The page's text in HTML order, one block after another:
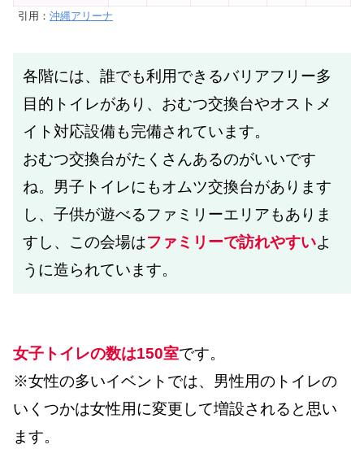
引用： 沖縄アリーナ
各階には、誰でも利用できるバリアフリー多
目的トイレがあり、おむつ交換台やオストメ
イト対応設備も完備されています。
おむつ交換台がたくさんあるのがいいです
ね。男子トイレにもオムツ交換台があります
し、子供が遊べるファミリーエリアもありま
すし、この会場はファミリーで訪れやすいよ
うに造られています。
女子トイレの数は150室です。
※女性の多いイベントでは、男性用のトイレの
いくつかは女性用に変更して増設されると思い
ます。